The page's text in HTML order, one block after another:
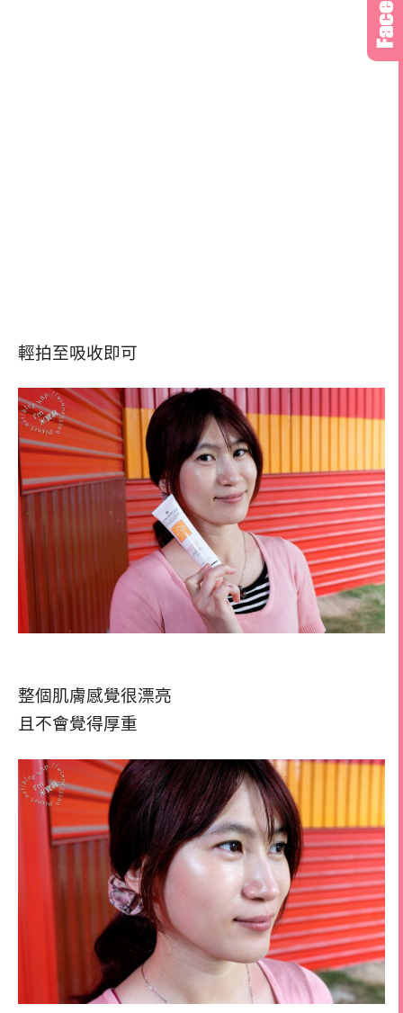
輕拍至吸收即可
整個肌膚感覺很漂亮
且不會覺得厚重